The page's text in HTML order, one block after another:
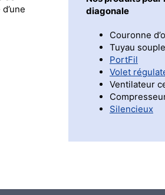
diagonale
Couronne
Tuyau
PortFil
Volet
Ventilateur
Silencieux